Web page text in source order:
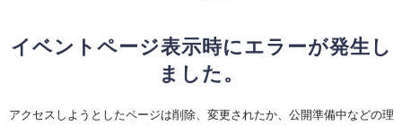
イベントページ表示時にエラーが発生し
ました。
アクセスしようとしたページは削除、変更されたか、公開準備中などの理